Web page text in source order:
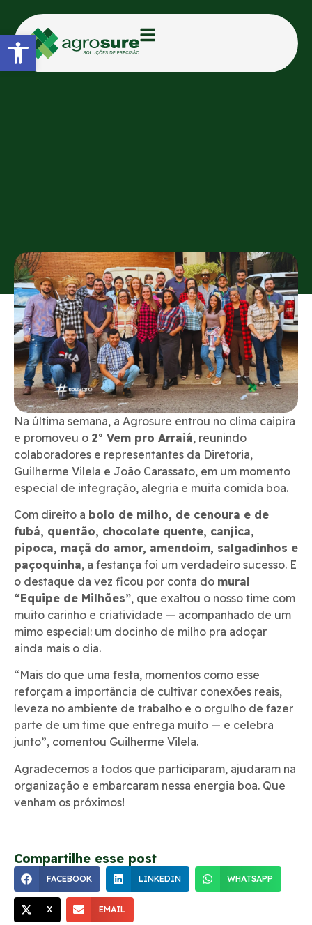
Na última semana, a Agrosure entrou no clima caipira
e promoveu o 2º Vem pro Arraiá, reunindo
colaboradores e representantes da Diretoria,
Guilherme Vilela e João Carassato, em um momento
especial de integração, alegria e muita comida boa.
Com direito a bolo de milho, de cenoura e de
fubá, quentão, chocolate quente, canjica,
pipoca, maçã do amor, amendoim, salgadinhos e
paçoquinha, a festança foi um verdadeiro sucesso. E
o destaque da vez ficou por conta do mural
“Equipe de Milhões”, que exaltou o nosso time com
muito carinho e criatividade — acompanhado de um
mimo especial: um docinho de milho pra adoçar
ainda mais o dia.
“Mais do que uma festa, momentos como esse
reforçam a importância de cultivar conexões reais,
leveza no ambiente de trabalho e o orgulho de fazer
parte de um time que entrega muito — e celebra
junto”, comentou Guilherme Vilela.
Agradecemos a todos que participaram, ajudaram na
organização e embarcaram nessa energia boa. Que
venham os próximos!
Compartilhe esse post
FACEBOOK LINKEDIN WHATSAPP
X EMAIL
Abrir a barra de ferramentas